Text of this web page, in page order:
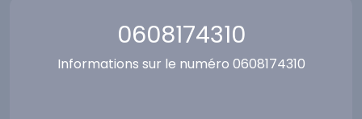
0608174310
Informations sur le numéro 0608174310